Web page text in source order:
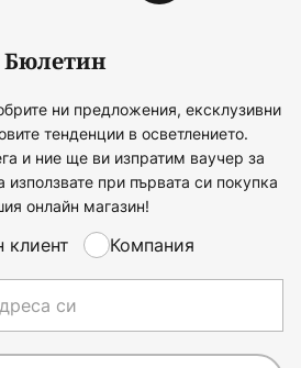
Бюлетин
ни предложения, ексклузивни
тенденции в осветлението.
и ние ще ви изпратим ваучер за
при първата си покупка
онлайн магазин!
клиент Компания